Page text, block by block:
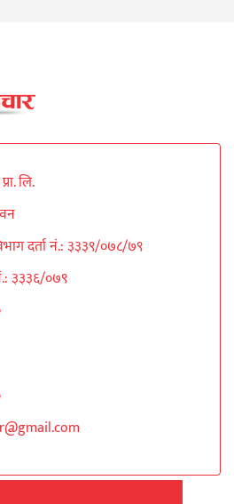
लि.
दर्ता नं.: ३३३९/०७८/७९
३३३६/०७९